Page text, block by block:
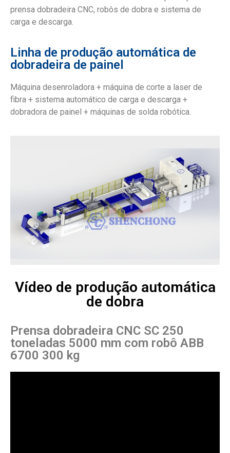
prensa dobradeira CNC, robôs de dobra e sistema de
carga e descarga.
Linha de produção automática de
dobradeira de painel
Máquina desenroladora + máquina de corte a laser de
fibra + sistema automático de carga e descarga +
dobradora de painel + máquinas de solda robótica.
Vídeo de produção automática
de dobra
Prensa dobradeira CNC SC 250
toneladas 5000 mm com robô ABB
6700 300 kg